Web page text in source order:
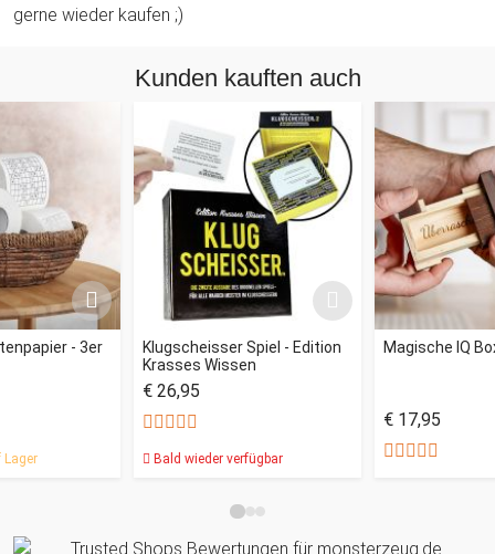
gerne wieder kaufen ;)
Kunden kauften auch
- 3er
Klugscheisser Spiel - Edition
Krasses Wissen
€ 26,95
Bald wieder verfügbar
Magische IQ
€ 17,95